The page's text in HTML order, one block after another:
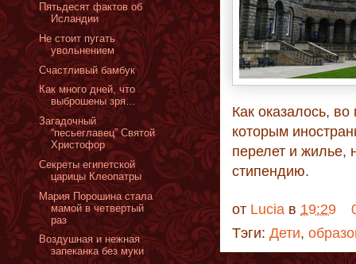
Как оказалось,
которым
перелет и жилье,
стипендию.
от Lucia в 19:29
Тэги: Дети,
Пятьдесят фактов об
Исландии
Не стоит пугать
увольнением
Счастливый бамбук
Как много дней, что
выброшены зря…
Загадочный
“песьеглавец” Святой
Христофор
Cекреты египетской
царицы Клеопатры
Мария Порошина стала
мамой в четвертый
раз
Воздушная и нежная
запеканка без муки